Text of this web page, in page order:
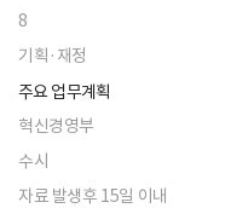
8
기획·재정
주요 업무계획
혁신경영부
수시
자료 발생후 15일 이내